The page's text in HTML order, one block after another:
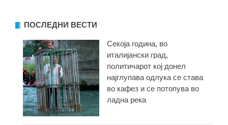
ПОСЛЕДНИ ВЕСТИ
Секоја година, во
италијански град,
политичарот кој донел
најглупава одлука се става
во кафез и се потопува во
ладна река